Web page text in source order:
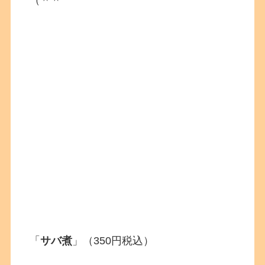
「サバ煮 」（350円税込）